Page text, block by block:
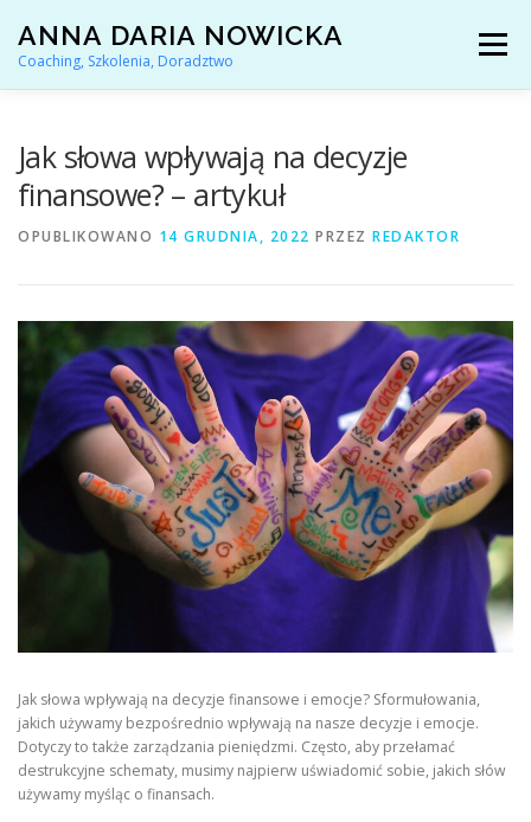
treści
ANNA DARIA NOWICKA
Coaching, Szkolenia, Doradztwo
Menu
KONTAKT
Jak słowa wpływają na decyzje
finansowe? – artykuł
OPUBLIKOWANO 14 GRUDNIA, 2022 PRZEZ REDAKTOR
Jak słowa wpływają na decyzje finansowe i emocje? Sformułowania,
jakich używamy bezpośrednio wpływają na nasze decyzje i emocje.
Dotyczy to także zarządzania pieniędzmi. Często, aby przełamać
destrukcyjne schematy, musimy najpierw uświadomić sobie, jakich słów
używamy myśląc o finansach.